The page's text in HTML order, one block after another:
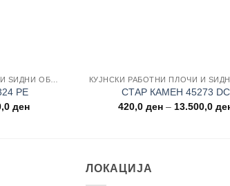
PE
денPrice
СТАР КАМЕН 45273 DC
420,0 ден – 13.500,0
ЛОКАЦИЈА